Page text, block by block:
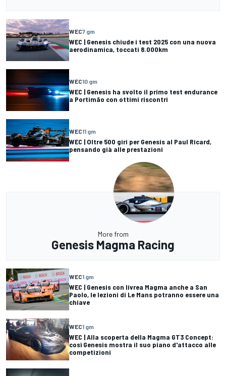
WEC7 gm
WEC | Genesis chiude i test 2025 con una nuova
aerodinamica, toccati 8.000km
WEC10 gm
WEC | Genesis ha svolto il primo test endurance
a Portimão con ottimi riscontri
WEC11 gm
WEC | Oltre 500 giri per Genesis al Paul Ricard,
pensando già alle prestazioni
More from
Genesis Magma Racing
WEC1 gm
WEC | Genesis con livrea Magma anche a San
Paolo, le lezioni di Le Mans potranno essere una
chiave
WEC1 gm
WEC | Alla scoperta della Magma GT3 Concept:
così Genesis mostra il suo piano d'attacco alle
competizioni